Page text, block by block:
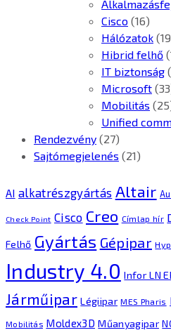
Cisco (16)
Hálózatok
Hibrid felhő
IT biztonság
Microsoft
Mobilitás
Unified
Rendezvény (27)
Sajtómegjelenés (21)
AI alkatrészgyártás Altair
Check Point Cisco Creo Címlap hír
Felhő Gyártás Gépipar
Industry 4.0 Infor LN
Járműipar Légiipar MES Pharis
Mobilitás Moldex3D Műanyagipar